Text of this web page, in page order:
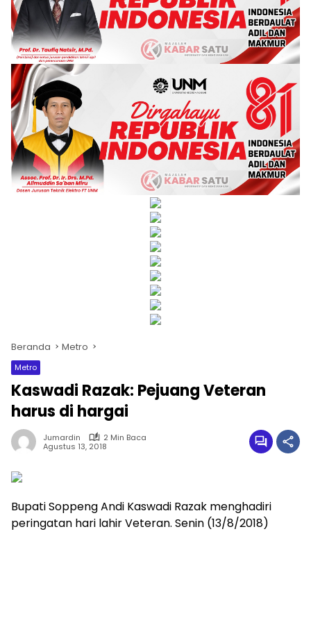
Beranda Metro
Metro
Kaswadi Razak: Pejuang Veteran
harus di hargai
Jumardin
2 Min Baca
Agustus 13, 2018
Bupati Soppeng Andi Kaswadi Razak menghadiri
peringatan hari lahir Veteran. Senin (13/8/2018)